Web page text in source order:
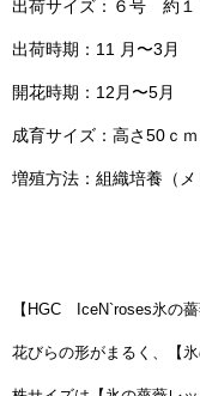
出荷サイズ：６号 約
出荷時期：11 月〜3月
開花時期：12月〜5月
成育サイズ：高さ50ｃ
増殖方法：組織培養（メ
【HGC IceN`roses氷の
花びらの形がまるく、【